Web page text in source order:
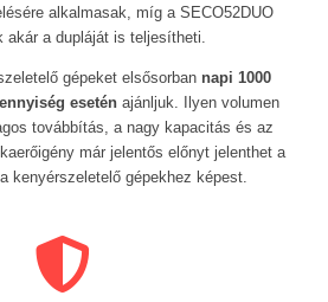
alkalmasak, míg a SECO52DUO
a dupláját is teljesítheti.
gépeket elsősorban napi 1000
eseténajánljuk. Ilyen volumen
továbbítás, a nagy kapacitás és az
már jelentős előnyt jelenthet a
kenyérszeletelő gépekhez képest.